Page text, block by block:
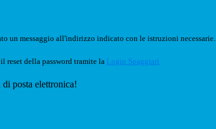
un messaggio all'indirizzo indicato con le istruzioni necessarie.
reset della password tramite la Login Spaggiari
posta elettronica!